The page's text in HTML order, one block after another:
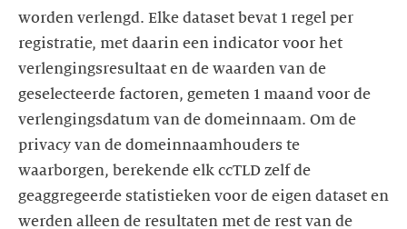
worden verlengd. Elke dataset bevat 1 regel per
registratie, met daarin een indicator voor het
verlengingsresultaat en de waarden van de
geselecteerde factoren, gemeten 1 maand voor de
verlengingsdatum van de domeinnaam. Om de
privacy van de domeinnaamhouders te
waarborgen, berekende elk ccTLD zelf de
geaggregeerde statistieken voor de eigen dataset en
werden alleen de resultaten met de rest van de